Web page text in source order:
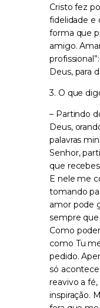
Cristo fez
fidelidade e
forma que
amigo.
Deus, para
3. O que
– Partindo
Deus,
palavras
Senhor,
que
E nele me
tomando
amor pode
sempre que
Como
como Tu
pedido.
só
reavivo a
inspiração.